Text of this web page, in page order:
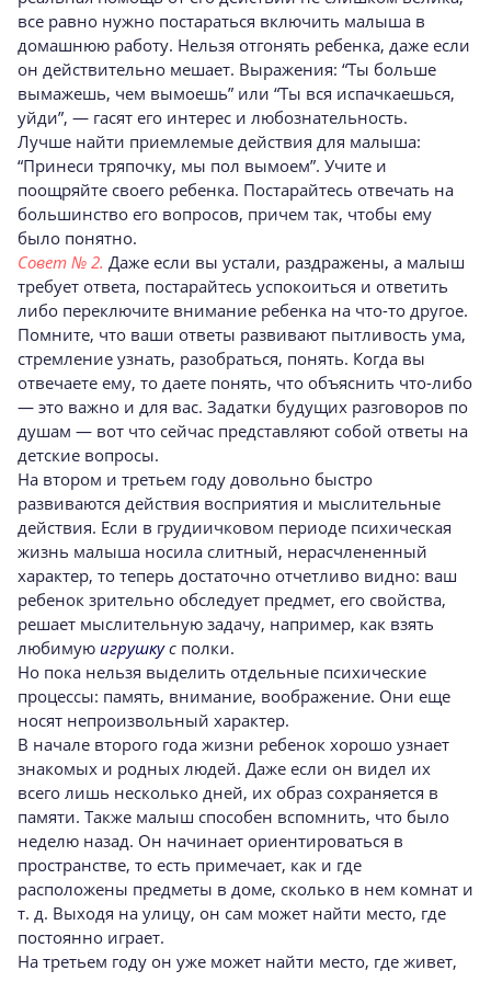
все равно нужно постараться включить малыша в
домашнюю работу. Нельзя отгонять ребенка, даже если
он действительно мешает. Выражения: “Ты больше
вымажешь, чем вымоешь” или “Ты вся испачкаешься,
уйди”, — гасят его интерес и любознательность.
Лучше найти приемлемые действия для малыша:
“Принеси тряпочку, мы пол вымоем”. Учите и
поощряйте своего ребенка. Постарайтесь отвечать на
большинство его вопросов, причем так, чтобы ему
было понятно.
Совет № 2. Даже если вы устали, раздражены, а малыш
требует ответа, постарайтесь успокоиться и ответить
либо переключите внимание ребенка на что-то другое.
Помните, что ваши ответы развивают пытливость ума,
стремление узнать, разобраться, понять. Когда вы
отвечаете ему, то даете понять, что объяснить что-либо
— это важно и для вас. Задатки будущих разговоров по
душам — вот что сейчас представляют собой ответы на
детские вопросы.
На втором и третьем году довольно быстро
развиваются действия восприятия и мыслительные
действия. Если в грудиичковом периоде психическая
жизнь малыша носила слитный, нерасчлененный
характер, то теперь достаточно отчетливо видно: ваш
ребенок зрительно обследует предмет, его свойства,
решает мыслительную задачу, например, как взять
любимую игрушкус полки.
Но пока нельзя выделить отдельные психические
процессы: память, внимание, воображение. Они еще
носят непроизвольный характер.
В начале второго года жизни ребенок хорошо узнает
знакомых и родных людей. Даже если он видел их
всего лишь несколько дней, их образ сохраняется в
памяти. Также малыш способен вспомнить, что было
неделю назад. Он начинает ориентироваться в
пространстве, то есть примечает, как и где
расположены предметы в доме, сколько в нем комнат и
т. д. Выходя на улицу, он сам может найти место, где
постоянно играет.
На третьем году он уже может найти место, где живет,